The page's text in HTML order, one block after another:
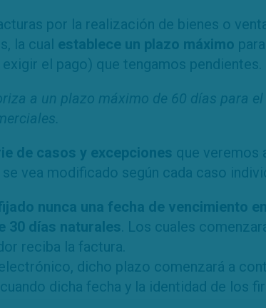
por la realización de bienes o
la cual establece un plazo máximo
el pago) que tengamos pendientes.
a un plazo máximo de 60 días para
de casos y excepciones que veremos
vea modificado según cada caso
nunca una fecha de vencimiento
30 días naturales . Los cuales
reciba la factura.
dicho plazo comenzará a
dicha fecha y la identidad de los